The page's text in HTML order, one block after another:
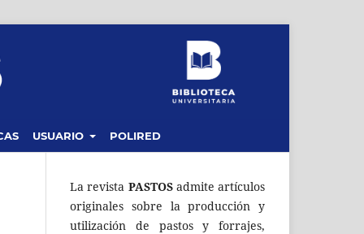
USUARIO POLIRED
La revista PASTOSadmite artículos
originales sobre la producción y
utilización de pastos y forrajes,